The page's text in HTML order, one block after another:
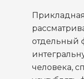
отдельный
человека,